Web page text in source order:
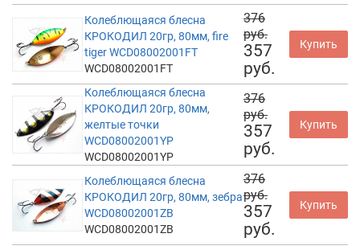
Колеблющаяся блесна
КРОКОДИЛ 20гр, 80мм, fire
tiger WCD08002001FT
WCD08002001FT
376
руб.
357
руб.
Купить
Колеблющаяся блесна
КРОКОДИЛ 20гр, 80мм,
желтые точки
WCD08002001YP
WCD08002001YP
376
руб.
357
руб.
Купить
Колеблющаяся блесна
КРОКОДИЛ 20гр, 80мм, зебра
WCD08002001ZB
WCD08002001ZB
376
руб.
357
руб.
Купить